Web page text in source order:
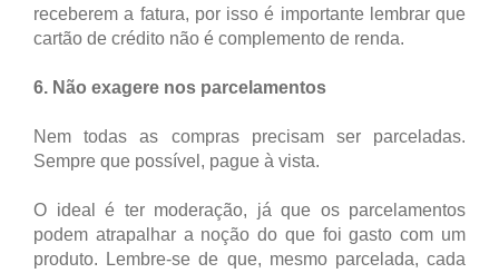
receberem a fatura, por isso é importante lembrar que
cartão de crédito não é complemento de renda.
6. Não exagere nos parcelamentos
Nem todas as compras precisam ser parceladas.
Sempre que possível, pague à vista.
O ideal é ter moderação, já que os parcelamentos
podem atrapalhar a noção do que foi gasto com um
produto. Lembre-se de que, mesmo parcelada, cada